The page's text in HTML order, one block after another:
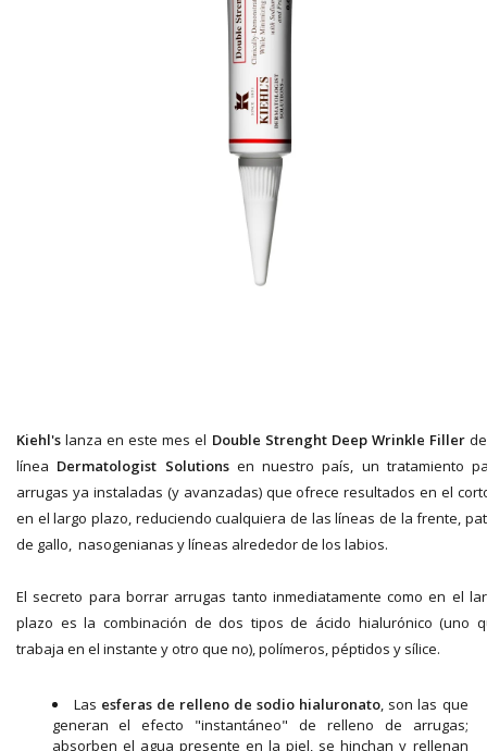
Kiehl's lanza en este mes el Double Strenght Deep Wrinkle Filler
línea Dermatologist Solutionsen nuestro país, un tratamiento
arrugas ya instaladas (y avanzadas) que ofrece resultados en el
en el largo plazo, reduciendo cualquiera de las líneas de la frente,
de gallo, nasogenianas y líneas alrededor de los labios.
El secreto para borrar arrugas tanto inmediatamente como en el
plazo es la combinación de dos tipos de ácido hialurónico (uno
trabaja en el instante y otro que no), polímeros, péptidos y sílice.
Las esferas de relleno de sodio hialuronato, son las que
generan el efecto "instantáneo" de relleno de arrugas;
absorben el agua presente en la piel, se hinchan y rellenan